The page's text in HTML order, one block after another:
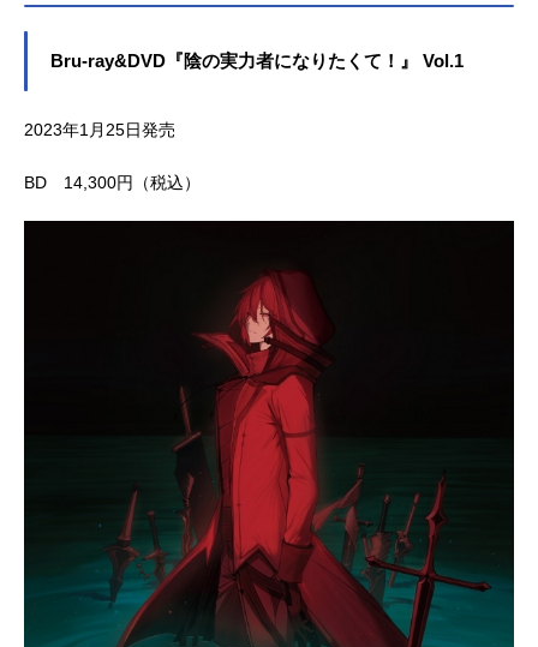
Bru-ray&DVD『陰の実力者になりたくて！』 Vol.1
2023年1月25日発売
BD 14,300円（税込）